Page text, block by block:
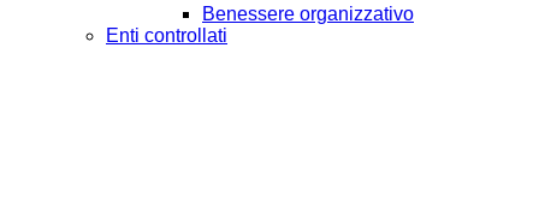
Benessere organizzativo
Enti controllati